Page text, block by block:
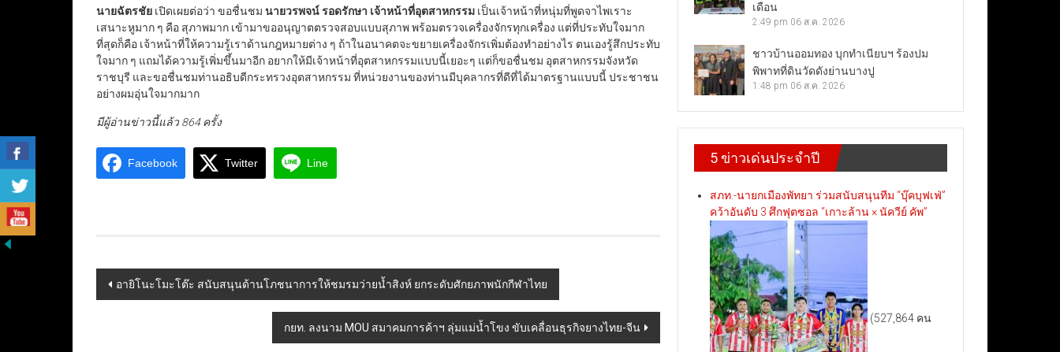
นายฉัตรชัย เปิดเผยต่อว่า ขอชื่นชม นายวรพจน์ รอดรักษา เจ้าหน้าที่อุตสาหกรรม เป็นเจ้าหน้าที่หนุ่มที่พูดจาไพเราะ
เสนาะหูมาก ๆ คือ สุภาพมาก เข้ามาขออนุญาตตรวจสอบแบบสุภาพ พร้อมตรวจเครื่องจักรทุกเครื่อง แต่ที่ประทับใจมาก
ที่สุดก็คือ เจ้าหน้าที่ให้ความรู้เราด้านกฎหมายต่าง ๆ ถ้าในอนาคตจะขยายเครื่องจักรเพิ่มต้องทำอย่างไร ตนเองรู้สึกประทับ
ใจมาก ๆ แถมได้ความรู้เพิ่มขึ้นมาอีก อยากให้มีเจ้าหน้าที่อุตสาหกรรมแบบนี้เยอะๆ แต่ก็ขอชื่นชม อุตสาหกรรมจังหวัด
ราชบุรี และขอชื่นชมท่านอธิบดีกระทรวงอุตสาหกรรม ที่หน่วยงานของท่านมีบุคลากรที่ดีที่ได้มาตรฐานแบบนี้ ประชาชน
อย่างผมอุ่นใจมากมาก
มีผู้อ่านข่าวนี้แล้ว 864 ครั้ง
Facebook Twitter Line
Post
อายิโนะโมะโต๊ะ สนับสนุนด้านโภชนาการให้ชมรมว่ายน้ำสิงห์ ยกระดับศักยภาพนักกีฬาไทย
กยท. ลงนาม MOU สมาคมการค้าฯ ลุ่มแม่น้ำโขง ขับเคลื่อนธุรกิจยางไทย-จีน
เดือน
2:49 pm 06 ส.ค. 2026
ชาวบ้านออมทอง บุกทำเนียบฯ ร้องปม
พิพาทที่ดินวัดดังย่านบางปู
1:48 pm 06 ส.ค. 2026
5 ข่าวเด่นประจำปี
สภท.-นายกเมืองพัทยา ร่วมสนับสนุนทีม “บุ๊คบุฟเฟ่”
คว้าอันดับ 3 ศึกฟุตซอล “เกาะล้าน × นัควีย์ คัพ”
(527,864 คน